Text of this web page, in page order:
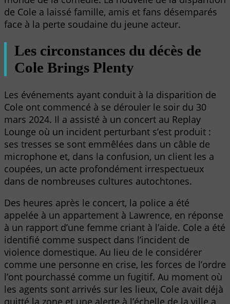
de Cole a laissé famille, amis et fans désemparés
face à la perte soudaine du jeune acteur.
Les circonstances du décès de
Cole Brings Plenty
Les événements ayant conduit à la disparition de
Cole ont commencé à se dérouler le soir du 30
mars 2024. Il a assisté à un concert au Replay
Lounge où un incident perturbant s’est produit :
ses tresses se sont emmêlées dans un câble de
microphone et, dans la confusion, un client les a
coupées, un acte profondément irrespectueux
dans de nombreuses cultures autochtones.
Des heures après le concert, la police a été
appelée à un appartement à Lawrence, en réponse
à un rapport d’une femme criant à l’aide. Cole a été
identifié comme suspect dans l’incident de
violence domestique. Au lieu de le considérer
comme une personne en crise, les forces de l’ordre
l’ont pourchassé comme un fugitif. Au moment où
les agents sont arrivés sur les lieux, Cole avait déjà
quitté la zone et une alerte à l’échelle de la ville a